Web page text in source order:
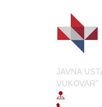
JAVNA
VUKOVAR"